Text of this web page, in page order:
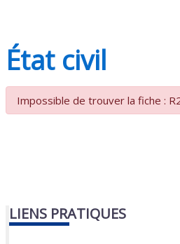
État civil
Impossible de trouver la fiche :
LIENS PRATIQUES